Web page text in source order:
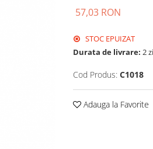
57,03 RON
STOC EPUIZAT
Durata de livrare: 2
Cod Produs: C1018
Adauga la Favorite